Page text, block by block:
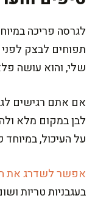
לגרסה פריכה
תפוחים לבצק
שלי, והוא עושה
אם אתם רגישים
לבן במקום מלא
על העיכול,
אפשר לשדרג את
בעגבניות טריות